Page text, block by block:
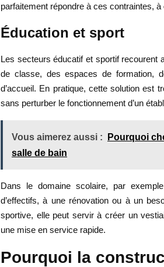
parfaitement répondre à ces contraintes,
Éducation et sport
Les secteurs éducatif et sportif recourent
de classe, des espaces de formation,
d’accueil. En pratique, cette solution est
sans perturber le fonctionnement d’un
Vous aimerez aussi :
Pourquoi
salle de bain
Dans le domaine scolaire, par
d’effectifs, à une rénovation ou à un
sportive, elle peut servir à créer un
une mise en service rapide.
Pourquoi la